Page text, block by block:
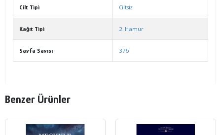
Cilt Tipi Ciltsiz
Kağıt Tipi 2. Hamur
Sayfa Sayısı 376
Benzer Ürünler